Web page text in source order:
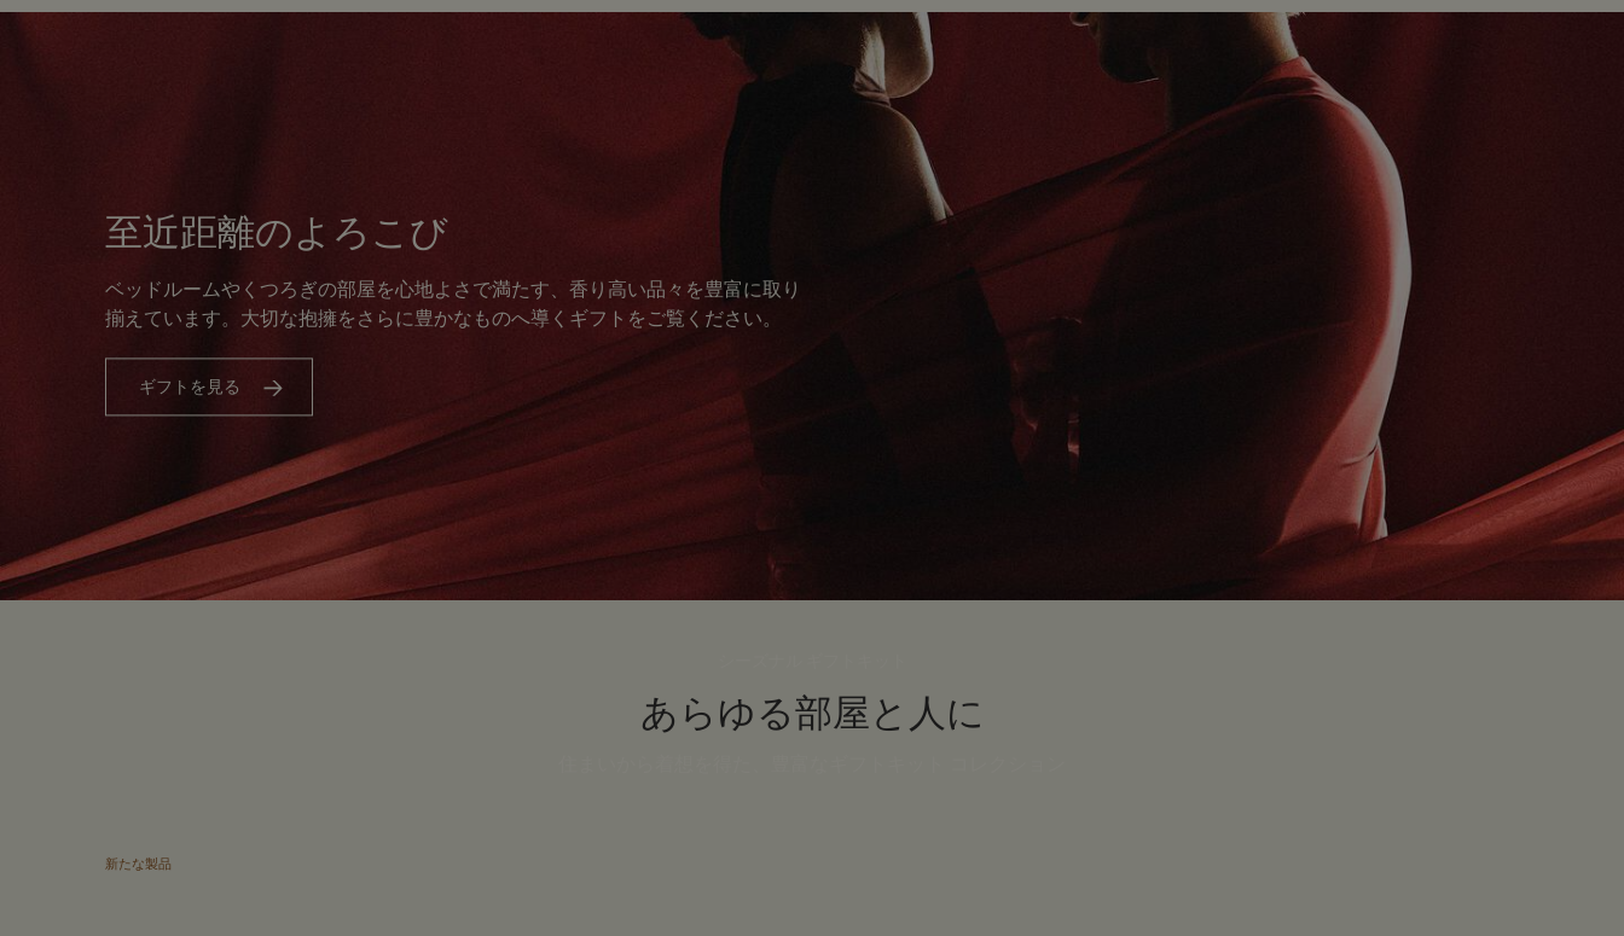
至近距離のよろこび
ベッドルームやくつろぎの部屋を心地よさで満たす、香り高い品々を豊富に取り
揃えています。大切な抱擁をさらに豊かなものへ導くギフトをご覧ください。
ギフトを見る
あらゆる部屋と人に
新たな製品